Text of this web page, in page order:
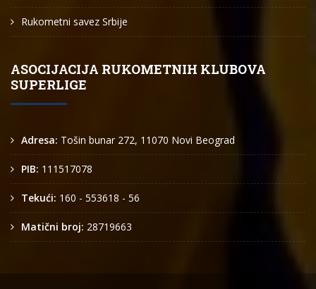
Rukometni savez Srbije
ASOCIJACIJA RUKOMETNIH KLUBOVA
SUPERLIGE
Adresa: Tošin bunar 272, 11070 Novi Beograd
PIB: 111517078
Tekući: 160 - 553618 - 56
Matični broj: 28719663